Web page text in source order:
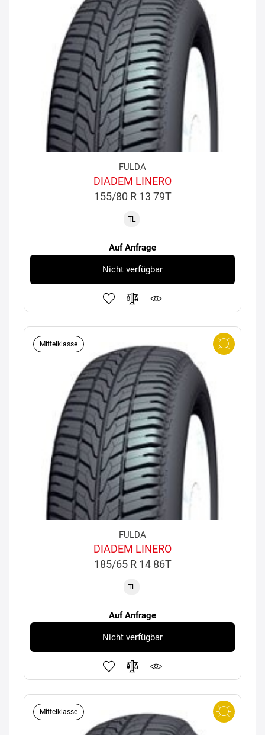
FULDA
DIADEM LINERO
155/80 R 13 79T
TL
Auf Anfrage
Nicht verfügbar
Mittelklasse
FULDA
DIADEM LINERO
185/65 R 14 86T
TL
Auf Anfrage
Nicht verfügbar
Mittelklasse